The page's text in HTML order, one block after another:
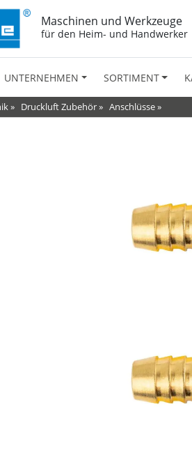
Maschinen und Werkzeuge
für den Heim- und Handwerker
UNTERNEHMEN SORTIMENT
» Druckluft Zubehör» Anschlüsse»